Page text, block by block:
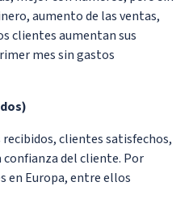
aumento de las ventas,
clientes aumentan sus
mes sin gastos
clientes satisfechos,
confianza del cliente. Por
en Europa, entre ellos